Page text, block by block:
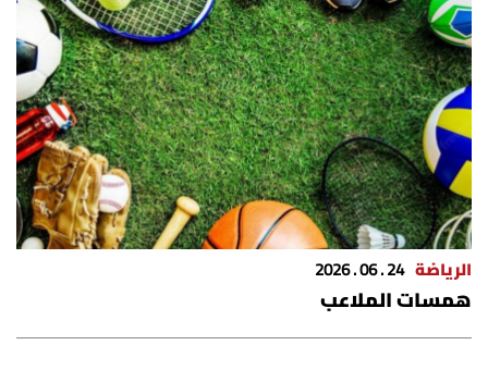
الرياضة 24 . 06 . 2026
همسات الملاعب